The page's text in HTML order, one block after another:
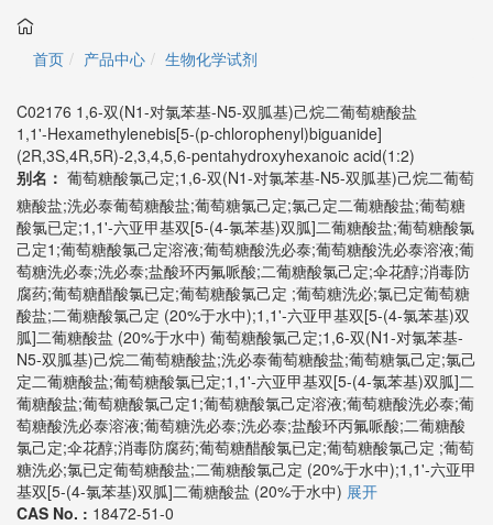
首页 产品中心 生物化学试剂
C02176 1,6-双(N1-对氯苯基-N5-双胍基)己烷二葡萄糖酸盐
1,1'-Hexamethylenebis[5-(p-chlorophenyl)biguanide]
(2R,3S,4R,5R)-2,3,4,5,6-pentahydroxyhexanoic acid(1:2)
别名： 葡萄糖酸氯己定;1,6-双(N1-对氯苯基-N5-双胍基)己烷二葡萄
糖酸盐;洗必泰葡萄糖酸盐;葡萄糖氯己定;氯己定二葡糖酸盐;葡萄糖
酸氯已定;1,1'-六亚甲基双[5-(4-氯苯基)双胍]二葡糖酸盐;葡萄糖酸氯
己定1;葡萄糖酸氯己定溶液;葡萄糖酸洗必泰;葡萄糖酸洗必泰溶液;葡
萄糖洗必泰;洗必泰;盐酸环丙氟哌酸;二葡糖酸氯己定;伞花醇;消毒防
腐药;葡萄糖醋酸氯已定;葡萄糖酸氯己定 ​;葡萄糖洗必;氯已定葡萄糖
酸盐;二葡糖酸氯己定 (20%于水中);1,1'-六亚甲基双[5-(4-氯苯基)双
胍]二葡糖酸盐 (20%于水中) 葡萄糖酸氯己定;1,6-双(N1-对氯苯基-
N5-双胍基)己烷二葡萄糖酸盐;洗必泰葡萄糖酸盐;葡萄糖氯己定;氯己
定二葡糖酸盐;葡萄糖酸氯已定;1,1'-六亚甲基双[5-(4-氯苯基)双胍]二
葡糖酸盐;葡萄糖酸氯己定1;葡萄糖酸氯己定溶液;葡萄糖酸洗必泰;葡
萄糖酸洗必泰溶液;葡萄糖洗必泰;洗必泰;盐酸环丙氟哌酸;二葡糖酸
氯己定;伞花醇;消毒防腐药;葡萄糖醋酸氯已定;葡萄糖酸氯己定 ​;葡萄
糖洗必;氯已定葡萄糖酸盐;二葡糖酸氯己定 (20%于水中);1,1'-六亚甲
基双[5-(4-氯苯基)双胍]二葡糖酸盐 (20%于水中) 展开
CAS No. : 18472-51-0